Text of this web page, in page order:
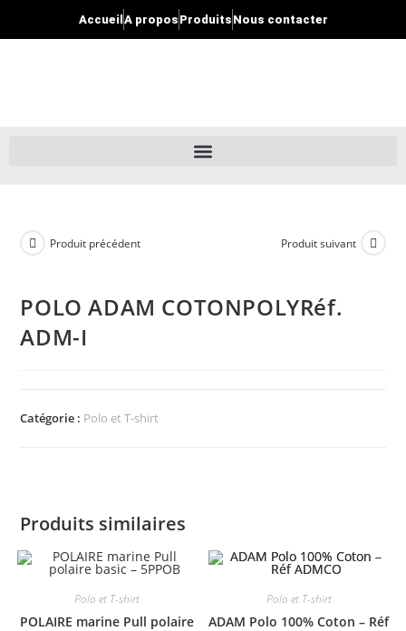
Accueil A propos Produits Nous contacter
Produit précédent Produit suivant
POLO ADAM COTONPOLYRéf.
ADM-I
Catégorie : Polo et T-shirt
Produits similaires
Polo et T-shirt
POLAIRE marine Pull polaire
Polo et T-shirt
ADAM Polo 100% Coton – Réf